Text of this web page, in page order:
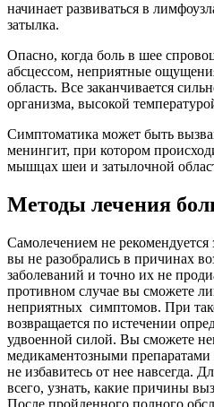
начинает развиваться в
затылка.
Опасно, когда боль в шее
абсцессом, неприятные
область. Все заканчивается
организма, высокой
Симптоматика может быть
менингит, при котором
мышцах шеи и затылочной
Методы лечения
Самолечением не рекомендуется
вы не разобрались в причинах
заболеваний и точно их не
противном случае вы сможете
неприятных симптомов. При
возвращается по истечении
удвоенной силой. Вы сможете
медикаментозными препаратами
не избавитесь от нее навсегда.
всего, узнать, какие причины
После пройденного полного